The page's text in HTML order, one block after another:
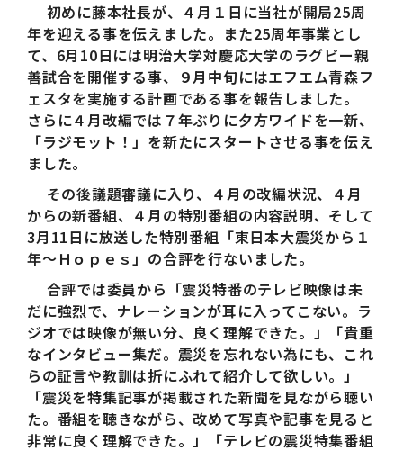
初めに藤本社長が、４月１日に当社が開局25周
年を迎える事を伝えました。また25周年事業とし
て、6月10日には明治大学対慶応大学のラグビー親
善試合を開催する事、９月中旬にはエフエム青森フ
ェスタを実施する計画である事を報告しました。
さらに４月改編では７年ぶりに夕方ワイドを一新、
「ラジモット！」を新たにスタートさせる事を伝え
ました。
その後議題審議に入り、４月の改編状況、４月
からの新番組、４月の特別番組の内容説明、そして
3月11日に放送した特別番組「東日本大震災から１
年～Ｈｏｐｅｓ」の合評を行ないました。
合評では委員から「震災特番のテレビ映像は未
だに強烈で、ナレーションが耳に入ってこない。ラ
ジオでは映像が無い分、良く理解できた。」「貴重
なインタビュー集だ。震災を忘れない為にも、これ
らの証言や教訓は折にふれて紹介して欲しい。」
「震災を特集記事が掲載された新聞を見ながら聴い
た。番組を聴きながら、改めて写真や記事を見ると
非常に良く理解できた。」「テレビの震災特集番組